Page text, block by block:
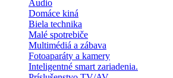
Audio
Domáce kiná
Biela technika
Malé spotrebiče
Multimédiá a zábava
Fotoaparáty a kamery
Inteligentné smart zariadenia.